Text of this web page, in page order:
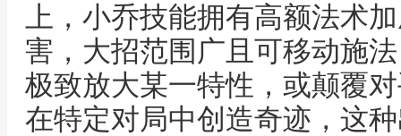
上，小乔技能拥有高额法术
害，大招范围广且可移动施
极致放大某一特性，或颠覆
在特定对局中创造奇迹，这